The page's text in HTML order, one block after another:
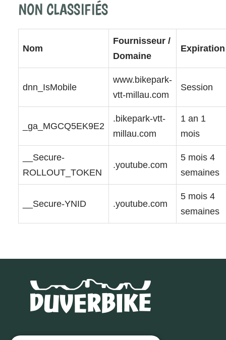
NON CLASSIFIÉS
Nom
Fournisseur /
Domaine
Expiration
dnn_IsMobile
www.bikepark-
vtt-millau.com
Session
_ga_MGCQ5EK9E2
.bikepark-vtt-
millau.com
1 an 1
mois
__Secure-
ROLLOUT_TOKEN
.youtube.com
5 mois 4
semaines
__Secure-YNID .youtube.com
5 mois 4
semaines